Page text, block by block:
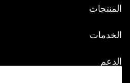
المنتجات
الخدمات
الدعم